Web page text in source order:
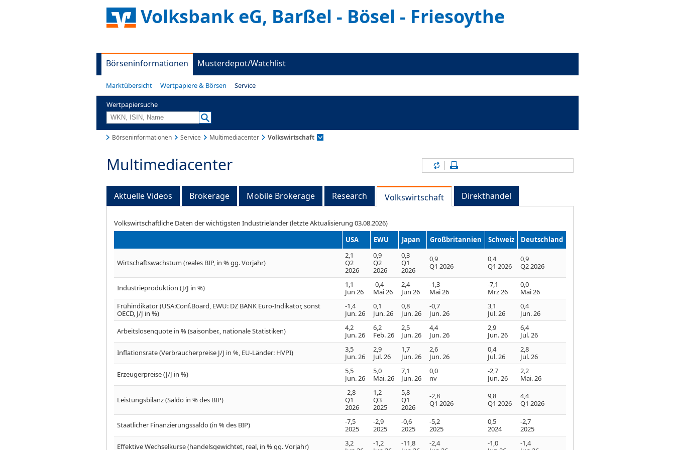
Volksbank eG, Barßel - Bösel - Friesoythe
Börseninformationen Musterdepot/Watchlist
Marktübersicht Wertpapiere & Börsen Service
Wertpapiersuche
Börseninformationen Service Multimediacenter Volkswirtschaft
Multimediacenter Inhalte aktualisieren
Aktuelle Videos Brokerage Mobile Brokerage Research Volkswirtschaft Direkthandel
Volkswirtschaftliche Daten der wichtigsten Industrieländer (letzte Aktualisierung 03.08.2026)
USA
EWU Japan Großbritannien Schweiz Deutschland
Wirtschaftswachstum (reales BIP, in % gg. Vorjahr)
2,1
Q2
2026
0,9
Q2
2026
0,3
Q1
2026
0,9
Q1 2026
0,4
Q1 2026
0,9
Q2 2026
Industrieproduktion (J/J in %)
1,1
Jun 26
-0,4
Mai 26
2,4
Jun 26
-1,3
Mai 26
-7,1
Mrz 26
0,0
Mai 26
Frühindikator (USA:Conf.Board, EWU: DZ BANK Euro-Indikator, sonst
OECD, J/J in %)
-1,4
Jun. 26
0,1
Jun. 26
0,8
Jun. 26
-0,7
Jun. 26
3,1
Jul. 26
0,4
Jun. 26
Arbeitslosenquote in % (saisonber., nationale Statistiken)
4,2
Jun. 26
6,2
Feb. 26
2,5
Jun. 26
4,4
Jun. 26
2,9
Jun. 26
6,4
Jul. 26
Inflationsrate (Verbraucherpreise J/J in %, EU-Länder: HVPI)
3,5
Jun. 26
2,9
Jul. 26
1,7
Jun. 26
2,6
Jun. 26
0,4
Jul. 26
2,8
Jul. 26
Erzeugerpreise (J/J in %)
5,5
Jun. 26
5,0
Mai. 26
7,1
Jun. 26
0,0
nv
-2,7
Jun. 26
2,2
Mai. 26
Leistungsbilanz (Saldo in % des BIP)
-2,8
Q1
2026
1,2
Q3
2025
5,8
Q1
2026
-2,8
Q1 2026
9,8
Q1 2026
4,4
Q1 2026
Staatlicher Finanzierungssaldo (in % des BIP)
-7,5
2025
-2,9
2025
-0,6
2025
-5,2
2025
0,5
2024
-2,7
2025
Effektive Wechselkurse (handelsgewichtet, real, in % gg. Vorjahr)
3,2
-1,2
-11,8
-2,4
-1,0
-1,4